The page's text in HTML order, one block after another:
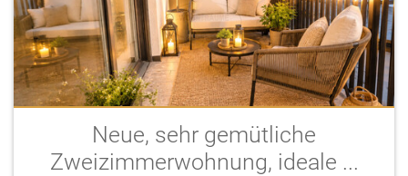
Neue, sehr gemütliche
Zweizimmerwohnung, ideale ...